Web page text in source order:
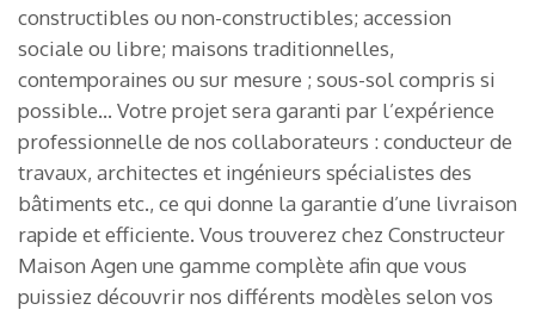
constructibles ou non-constructibles; accession
sociale ou libre; maisons traditionnelles,
contemporaines ou sur mesure ; sous-sol compris si
possible… Votre projet sera garanti par l’expérience
professionnelle de nos collaborateurs : conducteur de
travaux, architectes et ingénieurs spécialistes des
bâtiments etc., ce qui donne la garantie d’une livraison
rapide et efficiente. Vous trouverez chez Constructeur
Maison Agen une gamme complète afin que vous
puissiez découvrir nos différents modèles selon vos